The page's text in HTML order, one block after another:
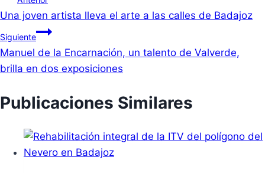
entrada:
de
entradas
Una joven artista lleva el arte a las calles de Badajoz
Siguiente
Manuel de la Encarnación, un talento de Valverde,
brilla en dos exposiciones
Publicaciones Similares